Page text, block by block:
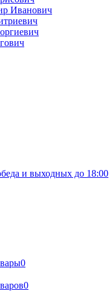
Иванович
и выходных до 18:00
0
0